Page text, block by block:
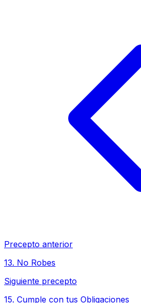
Precepto anterior
13. No Robes
Siguiente precepto
15. Cumple con tus Obligaciones